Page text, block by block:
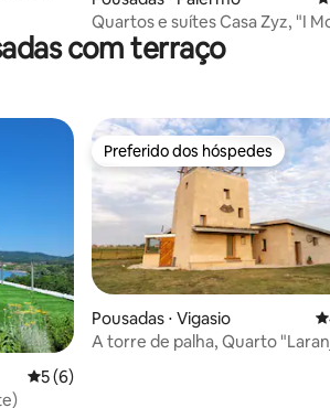
Quartos e suítes Casa Zyz, "I
com terraço
5 de uma avaliação média de 5, 6
5 (6)
Preferido dos hóspedes
Preferido dos hóspedes
Pousadas ⋅ Vigasio
A torre de palha, Quarto